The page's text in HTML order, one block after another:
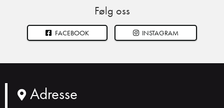
Følg oss
FACEBOOK INSTAGRAM
Adresse